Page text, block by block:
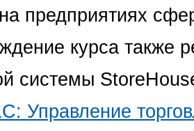
предприятиях
курса также
системы
Управление